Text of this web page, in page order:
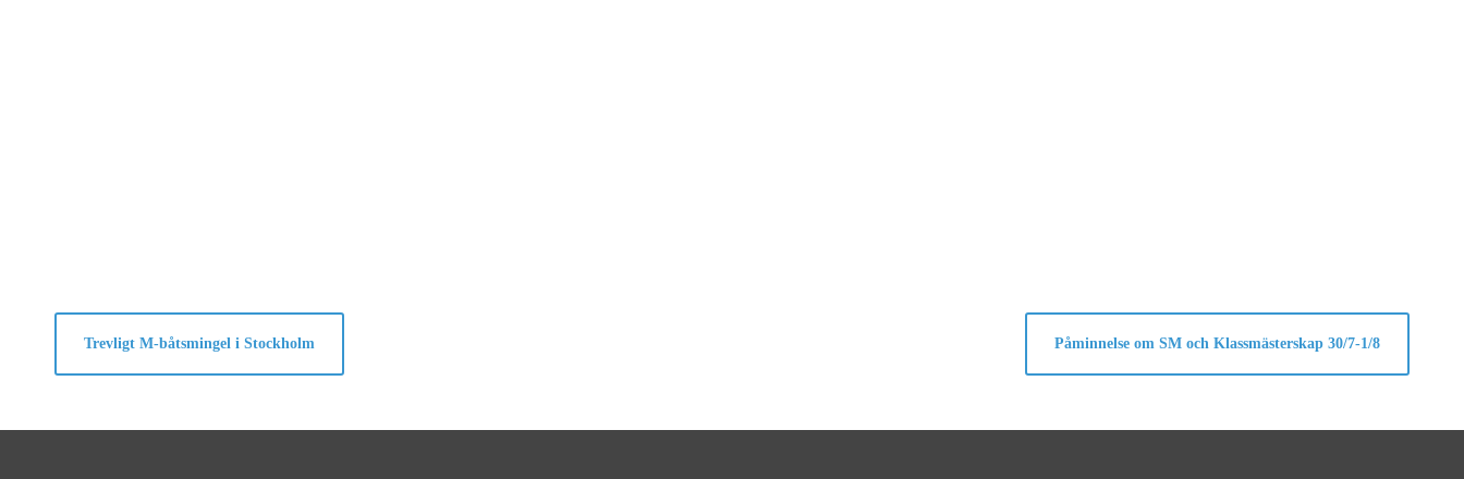
Påminnelse om SM och Klassmästerskap 30/7-1/8
Trevligt M-båtsmingel i Stockholm